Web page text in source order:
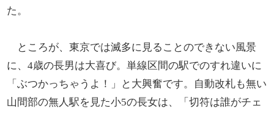
た。
ところが、東京では滅多に見ることのできない風景
に、4歳の長男は大喜び。単線区間の駅でのすれ違いに
「ぶつかっちゃうよ！」と大興奮です。自動改札も無い
山間部の無人駅を見た小5の長女は、「切符は誰がチェ